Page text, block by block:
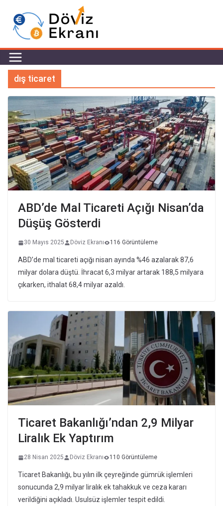
dış ticaret
ABD’de Mal Ticareti Açığı Nisan’da
Düşüş Gösterdi
30 Mayıs 2025 Döviz Ekranı 116 Görüntüleme
ABD’de mal ticareti açığı nisan ayında %46 azalarak 87,6
milyar dolara düştü. İhracat 6,3 milyar artarak 188,5 milyara
çıkarken, ithalat 68,4 milyar azaldı.
Ticaret Bakanlığı’ndan 2,9 Milyar
Liralık Ek Yaptırım
28 Nisan 2025 Döviz Ekranı 110 Görüntüleme
Ticaret Bakanlığı, bu yılın ilk çeyreğinde gümrük işlemleri
sonucunda 2,9 milyar liralık ek tahakkuk ve ceza kararı
verildiğini açıkladı. Usulsüz işlemler tespit edildi.